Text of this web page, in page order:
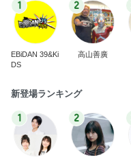
1
EBiDAN 39&Ki
DS
2
高山善廣
新登場ランキング
1 2